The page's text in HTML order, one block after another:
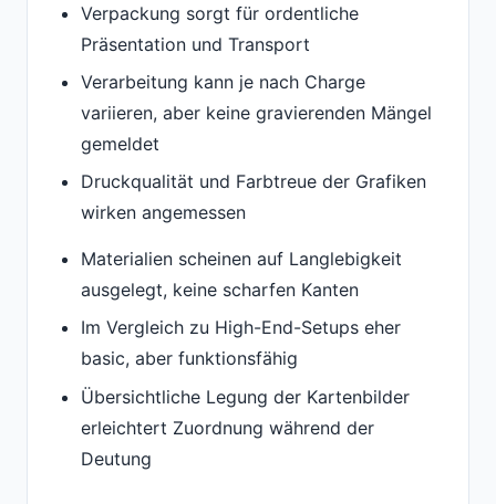
Verpackung sorgt für ordentliche
Präsentation und Transport
Verarbeitung kann je nach Charge
variieren, aber keine gravierenden Mängel
gemeldet
Druckqualität und Farbtreue der Grafiken
wirken angemessen
Materialien scheinen auf Langlebigkeit
ausgelegt, keine scharfen Kanten
Im Vergleich zu High-End-Setups eher
basic, aber funktionsfähig
Übersichtliche Legung der Kartenbilder
erleichtert Zuordnung während der
Deutung